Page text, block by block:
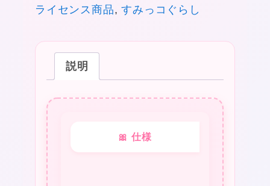
ライセンス商品,すみっコぐらし
説明
🎀 仕様